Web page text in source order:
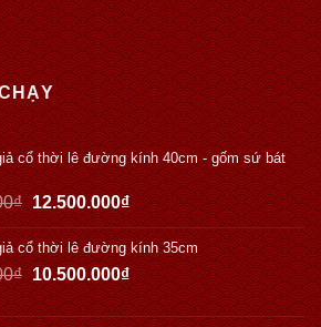
cổ thời lê đường kính 40cm - gốm sứ bát
₫ 12.500.000₫
cổ thời lê đường kính 35cm
₫ 10.500.000₫